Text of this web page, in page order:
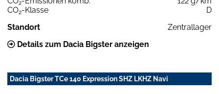
2
CO2-Klasse
D
Standort
Zentrallager
Details zum Dacia Bigster anzeigen
Dacia Bigster TCe 140 Expression SHZ LKHZ Navi